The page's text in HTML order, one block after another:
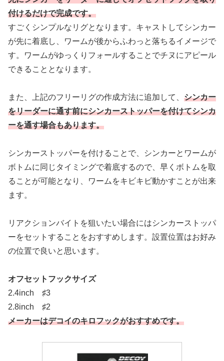
付けるだけで完成です。
すごくシンプルなリグとなります。キャストしてシンカー
が先に着底し、ワームが後からふわっと落ちるイメージで
す。ワームがゆっくりフォールすることでチヌにアピール
できることとなります。
また、上記のフリーリグの作成方法に追加して、 シンカー
をリーダーに通す前にシンカーストッパーを付けてシンカ
ーを通す場合もあります。
シンカーストッパーを付けることで、シンカーとワームが
ボトムに同じタイミングで着底するので、早くボトムを取
ることが可能となり、ワームをキビキビ動かすことが出来
ます。
リアクションバイトを狙いたい場合にはシンカーストッパ
ーをセットすることをおすすめします。設置位置はお好み
の位置で良いと思います。
オフセットフックサイズ
2.4inch ♯3
2.8inch ♯2
メーカーはデコイのキロフックがおすすめです。